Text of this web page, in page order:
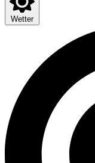
Wetter